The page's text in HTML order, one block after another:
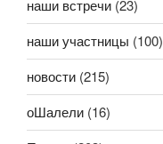
наши встречи (23)
наши участницы (100)
новости (215)
оШалели (16)